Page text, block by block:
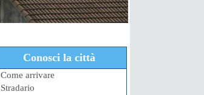
Conosci la città
Come arrivare
Stradario